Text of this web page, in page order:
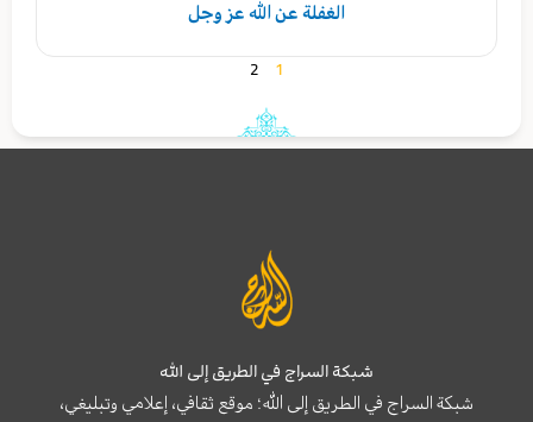
الغفلة عن الله عز وجل
1
2
شبكة السراج في الطريق إلى الله
شبكة السراج في الطريق إلى الله؛ موقع ثقافي، إعلامي وتبليغي،